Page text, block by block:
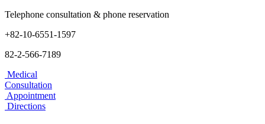
Telephone consultation & phone reservation
+82-10-6551-1597
82-2-566-7189
Medical
Consultation
Appointment
Directions